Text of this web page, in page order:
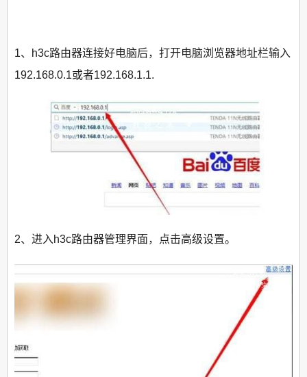
1、h3c路由器连接好电脑后，打开电脑浏览器地址栏输入
192.168.0.1或者192.168.1.1.
2、进入h3c路由器管理界面，点击高级设置。